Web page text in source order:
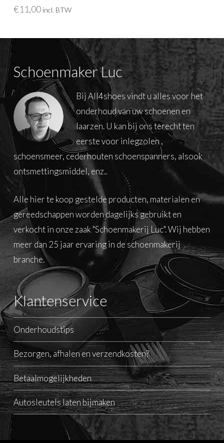
€11,00 incl. BTW
Schoenmaker Luc
Bij All4shoes vindt u alles voor het
onderhoud van uw schoenen en
laarzen. U kan bij ons terecht ten
eerste voor inlegzolen ,
schoensmeer, cederhouten schoenspanners, alsook
ontsmettingsmiddel, enz..
Alle hier te koop gestelde producten, materialen en
gereedschappen worden dagelijks gebruikt en
verkocht in onze zaak "Schoenmakerij Luc". Wij hebben
meer dan 25 jaar ervaring in de schoenmakerij
branche.
Klantenservice
Onderhoudstips
Bezorgen, afhalen en verzendkosten?
Betaalmogelijkheden
Autosleutels laten bijmaken